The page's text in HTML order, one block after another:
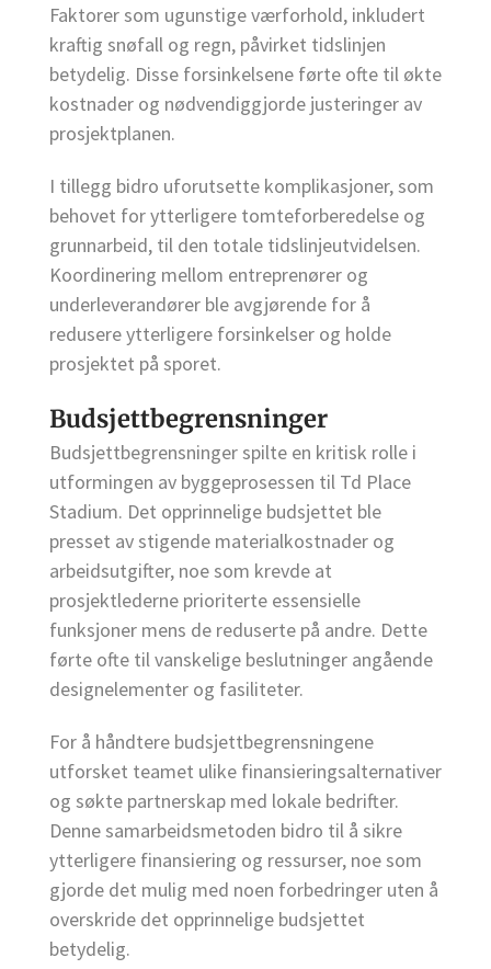
Faktorer som ugunstige værforhold, inkludert
kraftig snøfall og regn, påvirket tidslinjen
betydelig. Disse forsinkelsene førte ofte til økte
kostnader og nødvendiggjorde justeringer av
prosjektplanen.
I tillegg bidro uforutsette komplikasjoner, som
behovet for ytterligere tomteforberedelse og
grunnarbeid, til den totale tidslinjeutvidelsen.
Koordinering mellom entreprenører og
underleverandører ble avgjørende for å
redusere ytterligere forsinkelser og holde
prosjektet på sporet.
Budsjettbegrensninger
Budsjettbegrensninger spilte en kritisk rolle i
utformingen av byggeprosessen til Td Place
Stadium. Det opprinnelige budsjettet ble
presset av stigende materialkostnader og
arbeidsutgifter, noe som krevde at
prosjektlederne prioriterte essensielle
funksjoner mens de reduserte på andre. Dette
førte ofte til vanskelige beslutninger angående
designelementer og fasiliteter.
For å håndtere budsjettbegrensningene
utforsket teamet ulike finansieringsalternativer
og søkte partnerskap med lokale bedrifter.
Denne samarbeidsmetoden bidro til å sikre
ytterligere finansiering og ressurser, noe som
gjorde det mulig med noen forbedringer uten å
overskride det opprinnelige budsjettet
betydelig.